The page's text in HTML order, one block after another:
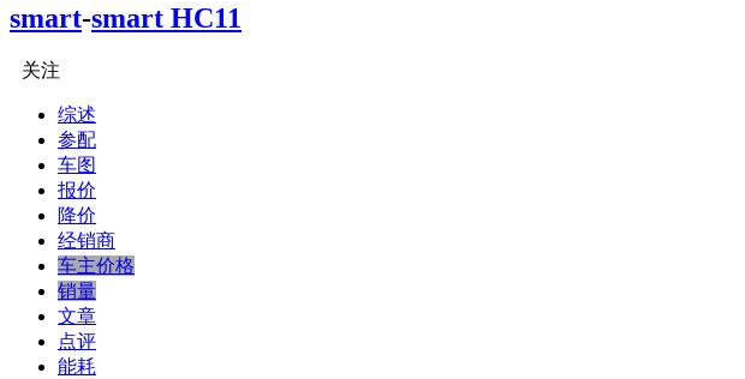
smart-smart HC11
关注
综述
参配
车图
报价
降价
经销商
车主价格
销量
文章
点评
能耗